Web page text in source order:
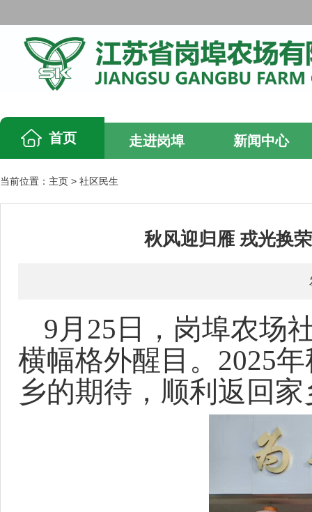
首页 走进岗埠 新闻中心
当前位置： 主页 > 社区民生
秋风迎归雁 戎光换
9月25日，岗埠农场
横幅格外醒目。2025
乡的期待，顺利返回